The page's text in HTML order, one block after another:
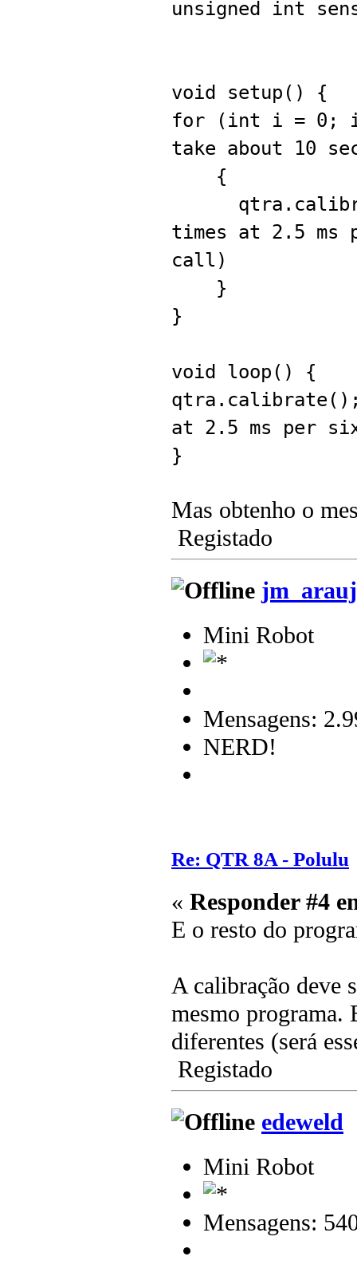
unsigned int
void setup() {
for (int i = 0; i
take about 10
{
times at 2.5 ms
call)
}
}
void loop() {
at 2.5 ms per
}
Mas obtenho o
Registado
Mini Robot
Mensagens:
NERD!
Re: QTR 8A - Polulu
« Responder #4
E o resto do
A calibração deve
mesmo programa.
diferentes (será
Registado
edeweld
Mini Robot
Mensagens: